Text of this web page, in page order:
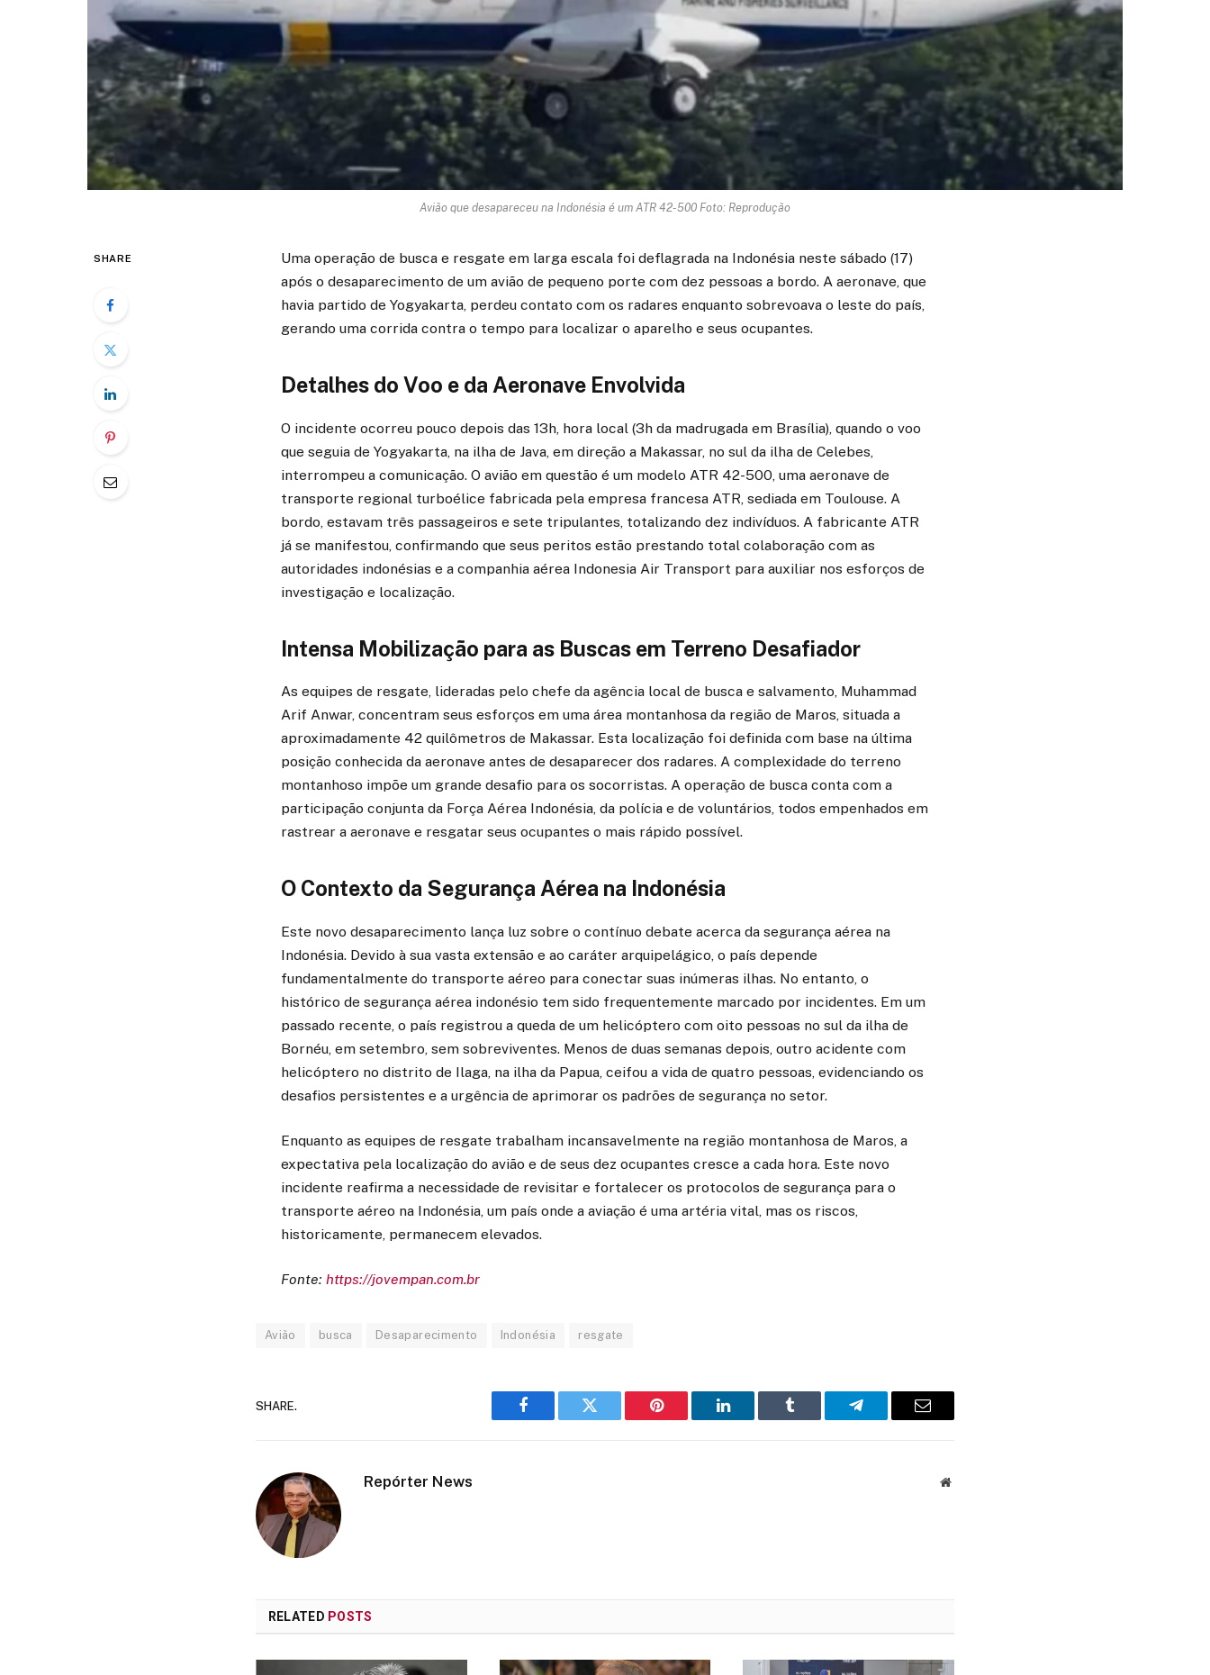
Avião que desapareceu na Indonésia é um ATR 42-500 Foto: Reprodução
SHARE
Uma operação de busca e resgate em larga escala foi deflagrada na Indonésia neste sábado (17)
após o desaparecimento de um avião de pequeno porte com dez pessoas a bordo. A aeronave, que
havia partido de Yogyakarta, perdeu contato com os radares enquanto sobrevoava o leste do país,
gerando uma corrida contra o tempo para localizar o aparelho e seus ocupantes.
Detalhes do Voo e da Aeronave Envolvida
O incidente ocorreu pouco depois das 13h, hora local (3h da madrugada em Brasília), quando o voo
que seguia de Yogyakarta, na ilha de Java, em direção a Makassar, no sul da ilha de Celebes,
interrompeu a comunicação. O avião em questão é um modelo ATR 42-500, uma aeronave de
transporte regional turboélice fabricada pela empresa francesa ATR, sediada em Toulouse. A
bordo, estavam três passageiros e sete tripulantes, totalizando dez indivíduos. A fabricante ATR
já se manifestou, confirmando que seus peritos estão prestando total colaboração com as
autoridades indonésias e a companhia aérea Indonesia Air Transport para auxiliar nos esforços de
investigação e localização.
Intensa Mobilização para as Buscas em Terreno Desafiador
As equipes de resgate, lideradas pelo chefe da agência local de busca e salvamento, Muhammad
Arif Anwar, concentram seus esforços em uma área montanhosa da região de Maros, situada a
aproximadamente 42 quilômetros de Makassar. Esta localização foi definida com base na última
posição conhecida da aeronave antes de desaparecer dos radares. A complexidade do terreno
montanhoso impõe um grande desafio para os socorristas. A operação de busca conta com a
participação conjunta da Força Aérea Indonésia, da polícia e de voluntários, todos empenhados em
rastrear a aeronave e resgatar seus ocupantes o mais rápido possível.
O Contexto da Segurança Aérea na Indonésia
Este novo desaparecimento lança luz sobre o contínuo debate acerca da segurança aérea na
Indonésia. Devido à sua vasta extensão e ao caráter arquipelágico, o país depende
fundamentalmente do transporte aéreo para conectar suas inúmeras ilhas. No entanto, o
histórico de segurança aérea indonésio tem sido frequentemente marcado por incidentes. Em um
passado recente, o país registrou a queda de um helicóptero com oito pessoas no sul da ilha de
Bornéu, em setembro, sem sobreviventes. Menos de duas semanas depois, outro acidente com
helicóptero no distrito de Ilaga, na ilha da Papua, ceifou a vida de quatro pessoas, evidenciando os
desafios persistentes e a urgência de aprimorar os padrões de segurança no setor.
Enquanto as equipes de resgate trabalham incansavelmente na região montanhosa de Maros, a
expectativa pela localização do avião e de seus dez ocupantes cresce a cada hora. Este novo
incidente reafirma a necessidade de revisitar e fortalecer os protocolos de segurança para o
transporte aéreo na Indonésia, um país onde a aviação é uma artéria vital, mas os riscos,
historicamente, permanecem elevados.
Fonte: https://jovempan.com.br
Avião busca Desaparecimento Indonésia resgate
SHARE.
Facebook Twitter Pinterest LinkedIn Tumblr Telegram Email
Repórter News Website
RELATED POSTS